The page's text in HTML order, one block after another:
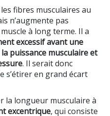
fibres musculaires au
n’augmente pas
à long terme. Il a
excessif avant une
puissance musculaire et
. Il serait donc
s’étirer en grand écart
la longueur musculaire à
excentrique, qui consiste